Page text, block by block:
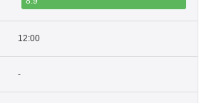
12:00
-